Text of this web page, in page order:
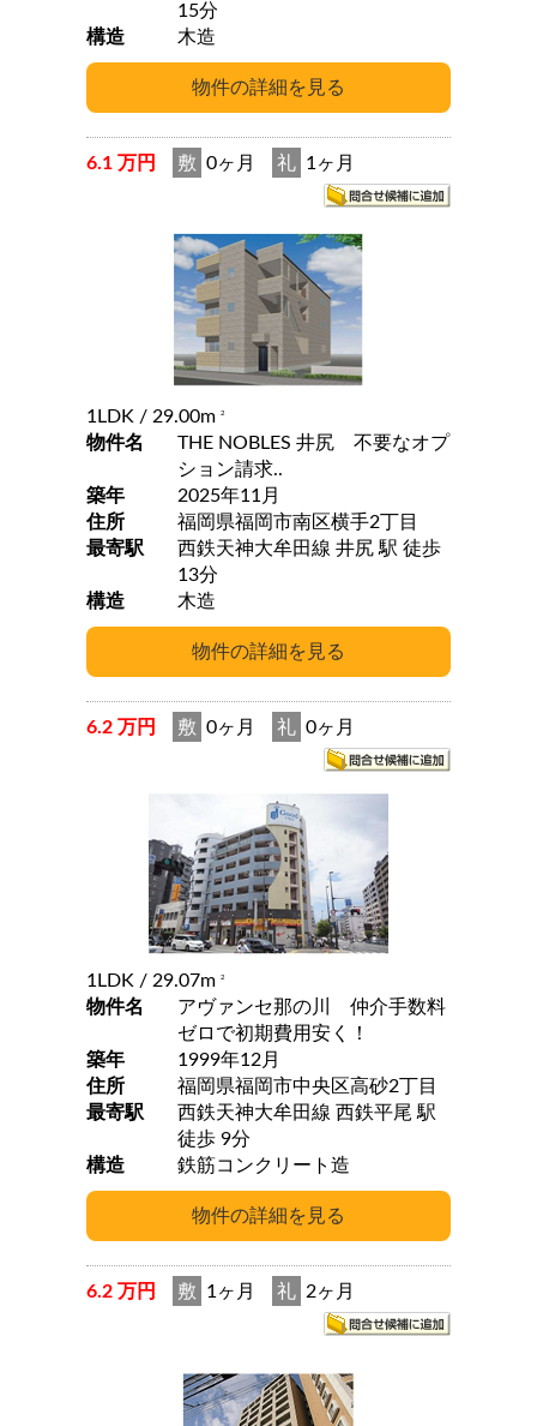
15分
構造
木造
6.1 万円 敷 0ヶ月 礼 1ヶ月
1LDK / 29.00m 2
物件名
THE NOBLES 井尻 不要なオプ
ション請求..
築年
2025年11月
住所
福岡県福岡市南区横手2丁目
最寄駅
西鉄天神大牟田線 井尻 駅 徒歩
13分
構造
木造
6.2 万円 敷 0ヶ月 礼 0ヶ月
1LDK / 29.07m 2
物件名
アヴァンセ那の川 仲介手数料
ゼロで初期費用安く！
築年
1999年12月
住所
福岡県福岡市中央区高砂2丁目
最寄駅
西鉄天神大牟田線 西鉄平尾 駅
徒歩 9分
構造
鉄筋コンクリート造
6.2 万円 敷 1ヶ月 礼 2ヶ月